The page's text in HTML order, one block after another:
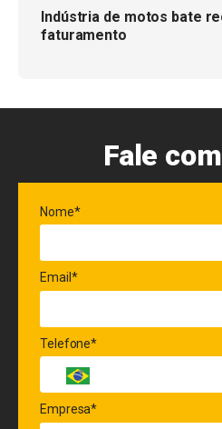
Indústria de motos bate
faturamento
Fale
Nome*
Email*
Telefone*
Empresa*